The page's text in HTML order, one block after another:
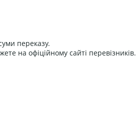
переказу.
на офіційному сайті перевізників.